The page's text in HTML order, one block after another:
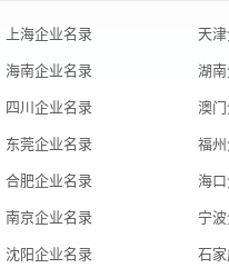
上海企业名录 天
海南企业名录 湖
四川企业名录 澳
东莞企业名录 福
合肥企业名录 海
南京企业名录 宁
沈阳企业名录 石